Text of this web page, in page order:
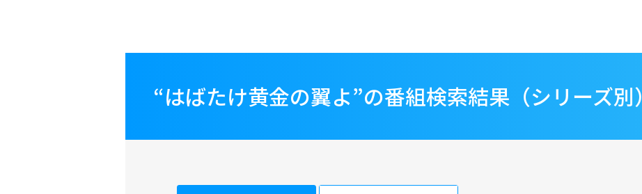
“はばたけ黄金の翼よ”の番組検索結果（シリーズ別）